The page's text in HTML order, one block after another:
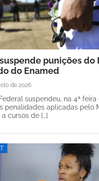
punições do
do Enamed
de 2026
suspendeu, na 4ª feira
penalidades aplicadas pelo
cursos de […]